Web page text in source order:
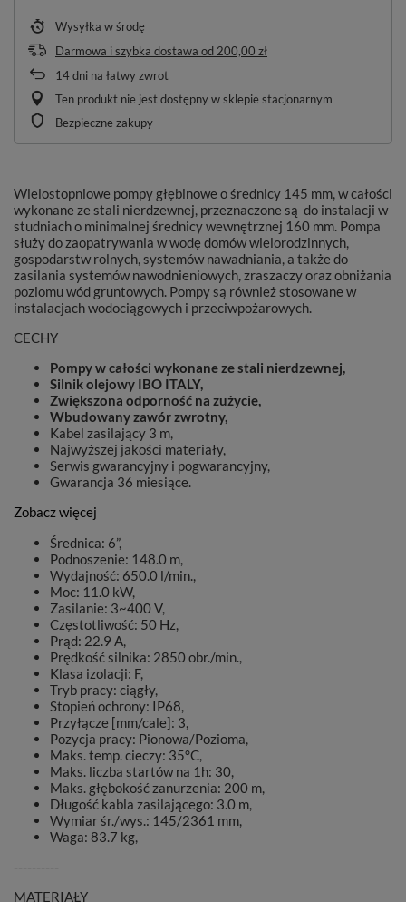
Wysyłka w środę
Darmowa i szybka dostawa od 200,00 zł
14dni na łatwy zwrot
Ten produkt nie jest dostępny w sklepie stacjonarnym
Bezpieczne zakupy
Wielostopniowe pompy głębinowe o średnicy 145 mm, w całości
wykonane ze stali nierdzewnej, przeznaczone są do instalacji w
studniach o minimalnej średnicy wewnętrznej 160 mm. Pompa
służy do zaopatrywania w wodę domów wielorodzinnych,
gospodarstw rolnych, systemów nawadniania, a także do
zasilania systemów nawodnieniowych, zraszaczy oraz obniżania
poziomu wód gruntowych. Pompy są również stosowane w
instalacjach wodociągowych i przeciwpożarowych.
CECHY
Pompy w całości wykonane ze stali nierdzewnej,
Silnik olejowy IBO ITALY,
Zwiększona odporność na zużycie,
Wbudowany zawór zwrotny,
Kabel zasilający 3 m,
Najwyższej jakości materiały,
Serwis gwarancyjny i pogwarancyjny,
Gwarancja 36 miesiące.
Zobacz więcej
Średnica: 6”,
Podnoszenie: 148.0 m,
Wydajność: 650.0 l/min.,
Moc: 11.0 kW,
Zasilanie: 3~400 V,
Częstotliwość: 50 Hz,
Prąd: 22.9 A,
Prędkość silnika: 2850 obr./min.,
Klasa izolacji: F,
Tryb pracy: ciągły,
Stopień ochrony: IP68,
Przyłącze [mm/cale]: 3,
Pozycja pracy: Pionowa/Pozioma,
Maks. temp. cieczy: 35°C,
Maks. liczba startów na 1h: 30,
Maks. głębokość zanurzenia: 200 m,
Długość kabla zasilającego: 3.0 m,
Wymiar śr./wys.: 145/2361 mm,
Waga: 83.7 kg,
----------
MATERIAŁY